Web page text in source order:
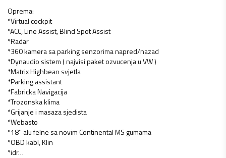
Oprema:
*Virtual cockpit
*ACC, Line Assist, Blind Spot Assist
*Radar
*360 kamera sa parking senzorima napred/nazad
*Dynaudio sistem ( najvisi paket ozvucenja u VW )
*Matrix Highbean svjetla
*Parking assistant
*Fabricka Navigacija
*Trozonska klima
*Grijanje i masaza sjedista
*Webasto
*18’’ alu felne sa novim Continental MS gumama
*OBD kabl, Klin
*idr…